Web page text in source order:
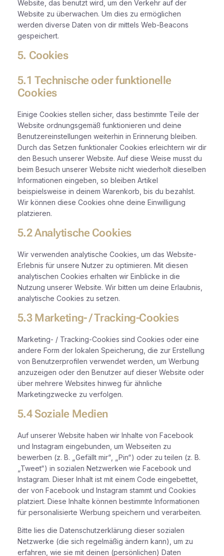
Website, das benutzt wird, um den Verkehr auf der
Website zu überwachen. Um dies zu ermöglichen
werden diverse Daten von dir mittels Web-Beacons
gespeichert.
5. Cookies
5.1 Technische oder funktionelle
Cookies
Einige Cookies stellen sicher, dass bestimmte Teile der
Website ordnungsgemäß funktionieren und deine
Benutzereinstellungen weiterhin in Erinnerung bleiben.
Durch das Setzen funktionaler Cookies erleichtern wir dir
den Besuch unserer Website. Auf diese Weise musst du
beim Besuch unserer Website nicht wiederholt dieselben
Informationen eingeben, so bleiben Artikel
beispielsweise in deinem Warenkorb, bis du bezahlst.
Wir können diese Cookies ohne deine Einwilligung
platzieren.
5.2 Analytische Cookies
Wir verwenden analytische Cookies, um das Website-
Erlebnis für unsere Nutzer zu optimieren. Mit diesen
analytischen Cookies erhalten wir Einblicke in die
Nutzung unserer Website. Wir bitten um deine Erlaubnis,
analytische Cookies zu setzen.
5.3 Marketing- / Tracking-Cookies
Marketing- / Tracking-Cookies sind Cookies oder eine
andere Form der lokalen Speicherung, die zur Erstellung
von Benutzerprofilen verwendet werden, um Werbung
anzuzeigen oder den Benutzer auf dieser Website oder
über mehrere Websites hinweg für ähnliche
Marketingzwecke zu verfolgen.
5.4 Soziale Medien
Auf unserer Website haben wir Inhalte von Facebook
und Instagram eingebunden, um Webseiten zu
bewerben (z. B. „Gefällt mir“, „Pin“) oder zu teilen (z. B.
„Tweet“) in sozialen Netzwerken wie Facebook und
Instagram. Dieser Inhalt ist mit einem Code eingebettet,
der von Facebook und Instagram stammt und Cookies
platziert. Diese Inhalte können bestimmte Informationen
für personalisierte Werbung speichern und verarbeiten.
Bitte lies die Datenschutzerklärung dieser sozialen
Netzwerke (die sich regelmäßig ändern kann), um zu
erfahren, wie sie mit deinen (persönlichen) Daten